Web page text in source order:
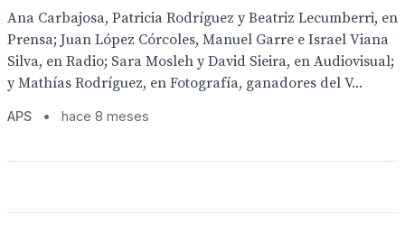
Ana Carbajosa, Patricia Rodríguez y Beatriz Lecumberri, en
Prensa; Juan López Córcoles, Manuel Garre e Israel Viana
Silva, en Radio; Sara Mosleh y David Sieira, en Audiovisual;
y Mathías Rodríguez, en Fotografía, ganadores del V...
APS • hace 8 meses